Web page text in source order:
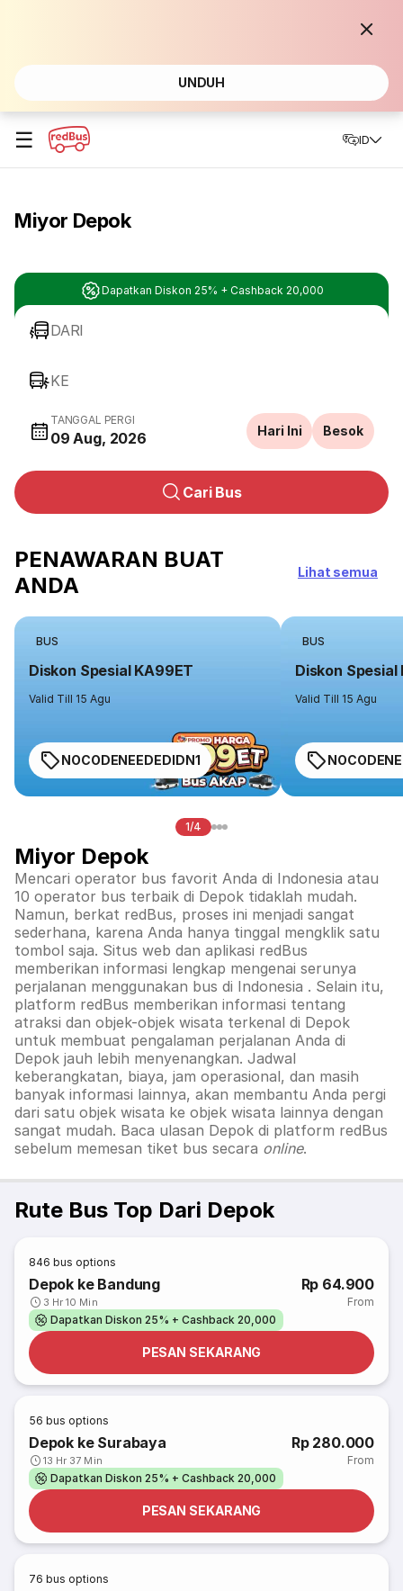
UNDUH
☰ ID
Miyor Depok
Dapatkan Diskon 25% + Cashback 20,000
DARI
KE
TANGGAL PERGI
09 Aug, 2026 Hari Ini Besok
Cari Bus
PENAWARAN BUAT
ANDA
Lihat semua
BUS
Diskon Spesial KA99ET
Valid Till 15 Agu
NOCODENEEDEDIDN1
BUS
Diskon Spesial
Valid Till 15 Agu
1/4
Miyor Depok
Mencari operator bus favorit Anda di Indonesia atau
10 operator bus terbaik di Depok tidaklah mudah.
Namun, berkat redBus, proses ini menjadi sangat
sederhana, karena Anda hanya tinggal mengklik satu
tombol saja. Situs web dan aplikasi redBus
memberikan informasi lengkap mengenai serunya
perjalanan menggunakan bus di Indonesia . Selain itu,
platform redBus memberikan informasi tentang
atraksi dan objek-objek wisata terkenal di Depok
untuk membuat pengalaman perjalanan Anda di
Depok jauh lebih menyenangkan. Jadwal
keberangkatan, biaya, jam operasional, dan masih
banyak informasi lainnya, akan membantu Anda pergi
dari satu objek wisata ke objek wisata lainnya dengan
sangat mudah. Baca ulasan Depok di platform redBus
sebelum memesan tiket bus secara online.
Rute Bus Top Dari Depok
846 bus options
Depok ke Bandung
3 Hr 10 Min
Rp 64.900
From
Dapatkan Diskon 25% + Cashback 20,000
PESAN SEKARANG
56 bus options
Depok ke Surabaya
13 Hr 37 Min
Rp 280.000
From
Dapatkan Diskon 25% + Cashback 20,000
PESAN SEKARANG
76 bus options